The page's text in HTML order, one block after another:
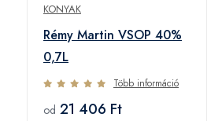
KONYAK
Rémy Martin VSOP 40%
0,7L
Több információ
od 21 406 Ft